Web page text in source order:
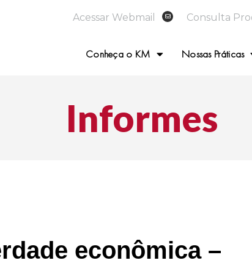
Acessar Webmail Consulta
Conheça o KM Nossas Práticas
Informes
econômica –